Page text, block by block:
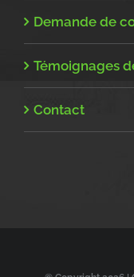
Demande de
Témoignages
Contact